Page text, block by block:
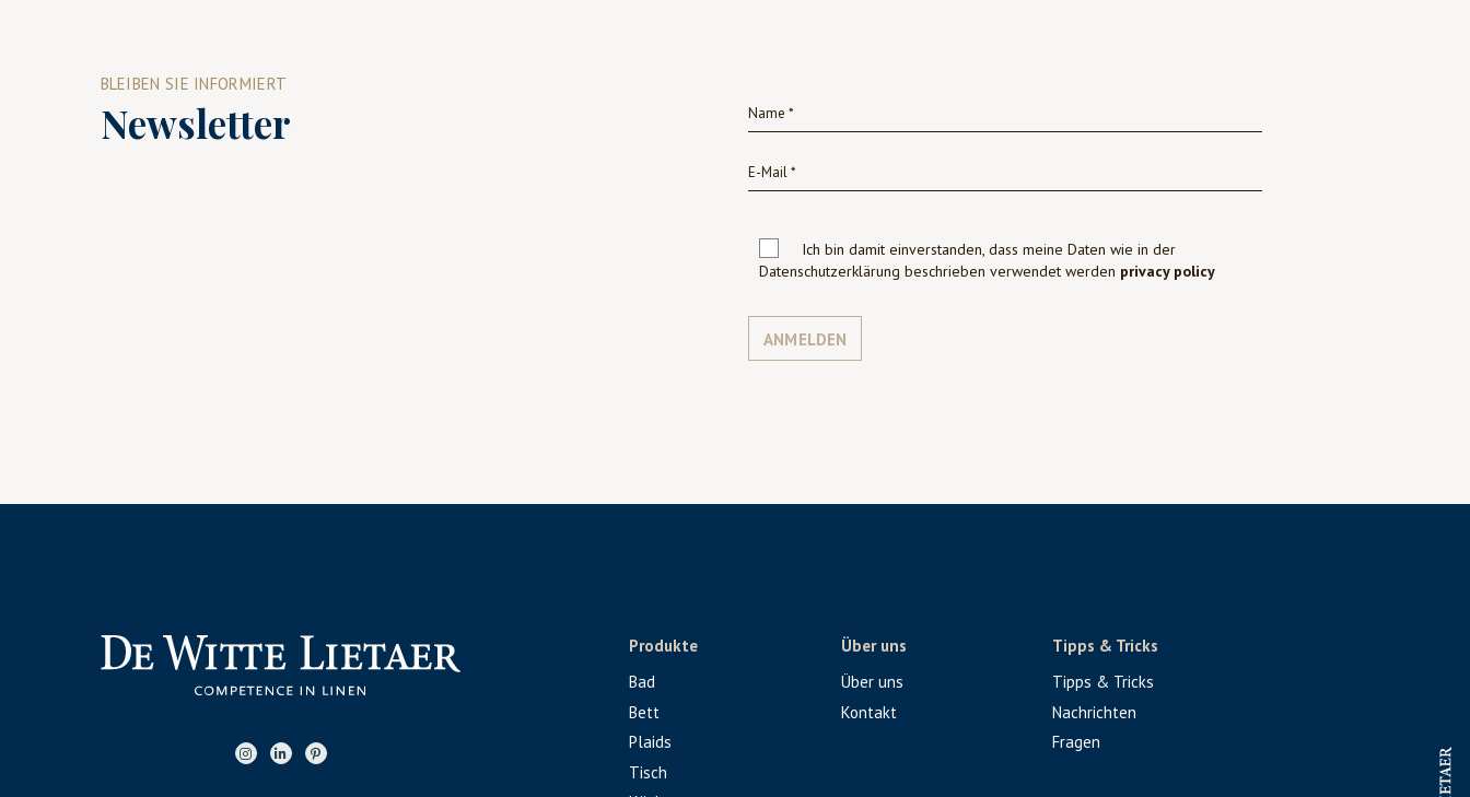
BLEIBEN SIE INFORMIERT
Newsletter
Ich bin damit einverstanden, dass meine Daten wie in der
Datenschutzerklärung beschrieben verwendet werden privacy policy
ANMELDEN
Produkte
Bad
Bett
Plaids
Tisch
Über uns
Über uns
Kontakt
Tipps & Tricks
Tipps & Tricks
Nachrichten
Fragen